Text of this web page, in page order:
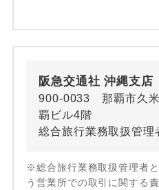
阪急交通社 沖縄支店
900-0033 那覇市久
覇ビル4階
総合旅行業務取扱管理
※総合旅行業務取扱管理者
う営業所での取引に関する責